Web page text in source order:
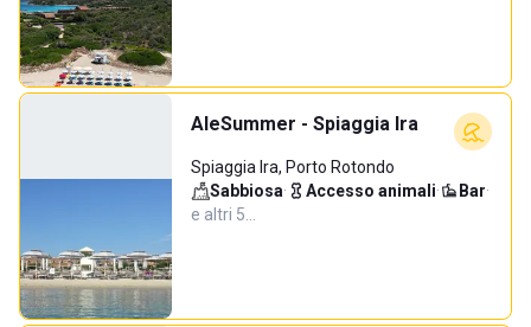
AleSummer - Spiaggia Ira
Spiaggia Ira, Porto Rotondo
Sabbiosa· Accesso animali· Bar·
e altri 5…